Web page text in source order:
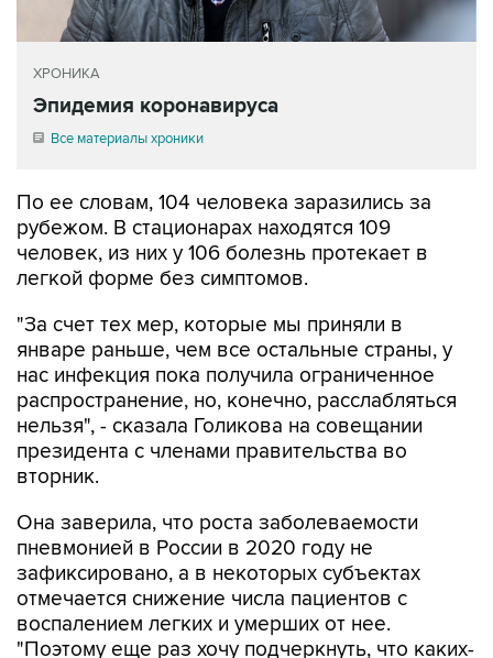
ХРОНИКА
Эпидемия коронавируса
Все материалы хроники
По ее словам, 104 человека заразились за
рубежом. В стационарах находятся 109
человек, из них у 106 болезнь протекает в
легкой форме без симптомов.
"За счет тех мер, которые мы приняли в
январе раньше, чем все остальные страны, у
нас инфекция пока получила ограниченное
распространение, но, конечно, расслабляться
нельзя", - сказала Голикова на совещании
президента с членами правительства во
вторник.
Она заверила, что роста заболеваемости
пневмонией в России в 2020 году не
зафиксировано, а в некоторых субъектах
отмечается снижение числа пациентов с
воспалением легких и умерших от нее.
"Поэтому еще раз хочу подчеркнуть, что каких-